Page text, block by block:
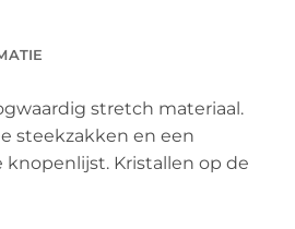
stretch materiaal.
steekzakken en een
Kristallen op de